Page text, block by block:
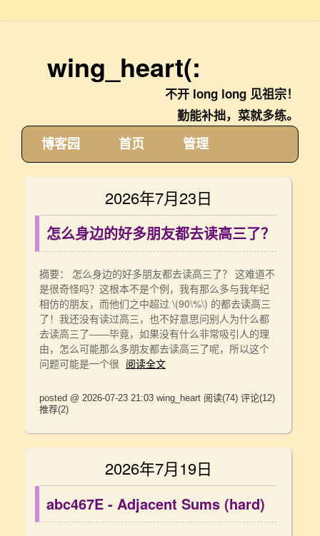
wing_heart(:
不开 long long 见祖宗！
勤能补拙，菜就多练。
博客园 首页 管理
2026年7月23日
怎么身边的好多朋友都去读高三了？
摘要： 怎么身边的好多朋友都去读高三了？ 这难道不
是很奇怪吗？这根本不是个例，我有那么多与我年纪
相仿的朋友，而他们之中超过 \(90\%\) 的都去读高三
了！我还没有读过高三，也不好意思问别人为什么都
去读高三了——毕竟，如果没有什么非常吸引人的理
由，怎么可能那么多朋友都去读高三了呢，所以这个
问题可能是一个很 阅读全文
posted @ 2026-07-23 21:03 wing_heart 阅读(74) 评论(12)
推荐(2)
2026年7月19日
abc467E - Adjacent Sums (hard)